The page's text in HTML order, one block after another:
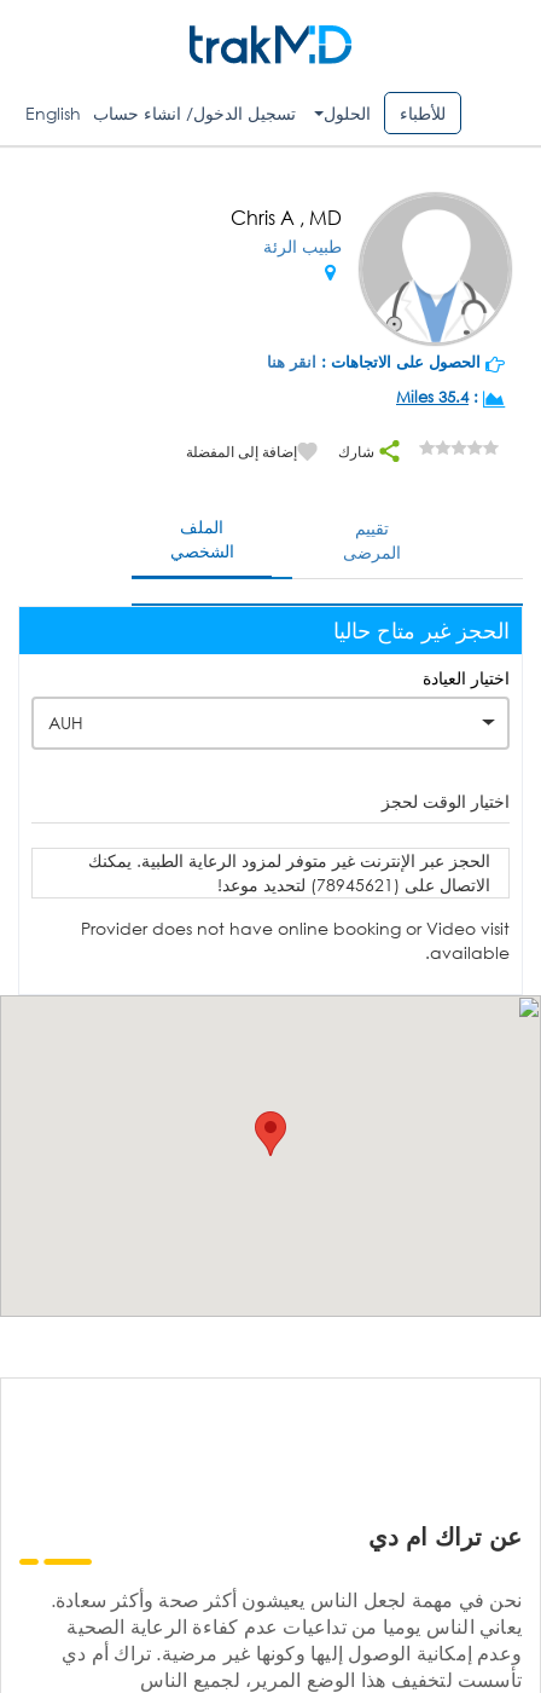
للأطباء الحلول تسجيل الدخول/ انشاء حساب English
Chris A , MD
طبيب الرئة
الحصول على الاتجاهات : انقر هنا
:
35.4 Miles
شارك إضافة إلى المفضلة
الملف
الشخصي
تقييم
المرضى
الحجز غير متاح حاليا
اختيار العيادة
AUH
اختيار الوقت لحجز
الحجز عبر الإنترنت غير متوفر لمزود الرعاية الطبية. يمكنك
الاتصال على (78945621) لتحديد موعد!
Provider does not have online booking or Video visit
available.
عن تراك ام دي
نحن في مهمة لجعل الناس يعيشون أكثر صحة وأكثر سعادة.
يعاني الناس يوميا من تداعيات عدم كفاءة الرعاية الصحية
وعدم إمكانية الوصول إليها وكونها غير مرضية. تراك أم دي
تأسست لتخفيف هذا الوضع المرير، لجميع الناس